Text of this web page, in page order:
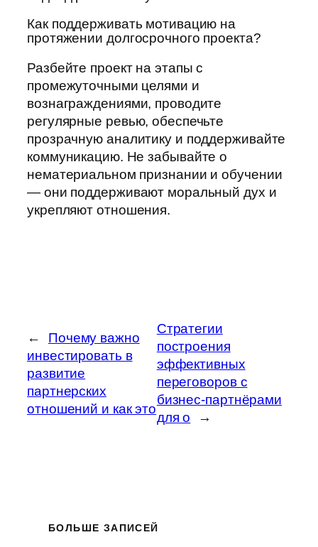
Как поддерживать мотивацию на
протяжении долгосрочного проекта?
Разбейте проект на этапы с
промежуточными целями и
вознаграждениями, проводите
регулярные ревью, обеспечьте
прозрачную аналитику и поддерживайте
коммуникацию. Не забывайте о
нематериальном признании и обучении
— они поддерживают моральный дух и
укрепляют отношения.
←
Почему важно
инвестировать в
развитие
партнерских
отношений и как это
Стратегии
построения
эффективных
переговоров с
бизнес-партнёрами
для о
→
БОЛЬШЕ ЗАПИСЕЙ